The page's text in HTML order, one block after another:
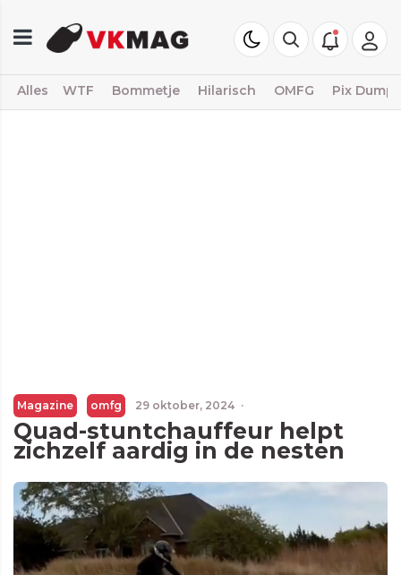
Alles WTF Bommetje Hilarisch OMFG Pix Dump
Magazine omfg 29 oktober, 2024 ·
Quad-stuntchauffeur helpt
zichzelf aardig in de nesten